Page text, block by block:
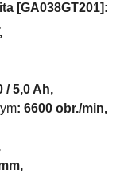
[GA038GT201]:
/ 5,0 Ah,
: 6600 obr./min,